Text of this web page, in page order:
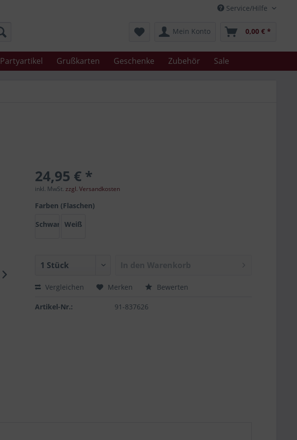
Service/Hilfe
Mein Konto 0,00 € *
Partyartikel Grußkarten Geschenke Zubehör Sale
24,95 € *
inkl. MwSt.zzgl. Versandkosten
Farben (Flaschen)
Schwarz Weiß
Vergleichen Merken Bewerten
Artikel-Nr.: 91-837626